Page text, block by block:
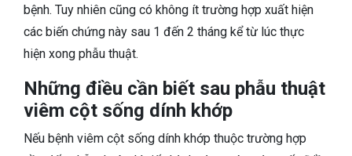
bệnh. Tuy nhiên cũng có không ít trường hợp xuất hiện
các biến chứng này sau 1 đến 2 tháng kể từ lúc thực
hiện xong phẫu thuật.
Những điều cần biết sau phẫu thuật
viêm cột sống dính khớp
Nếu bệnh viêm cột sống dính khớp thuộc trường hợp